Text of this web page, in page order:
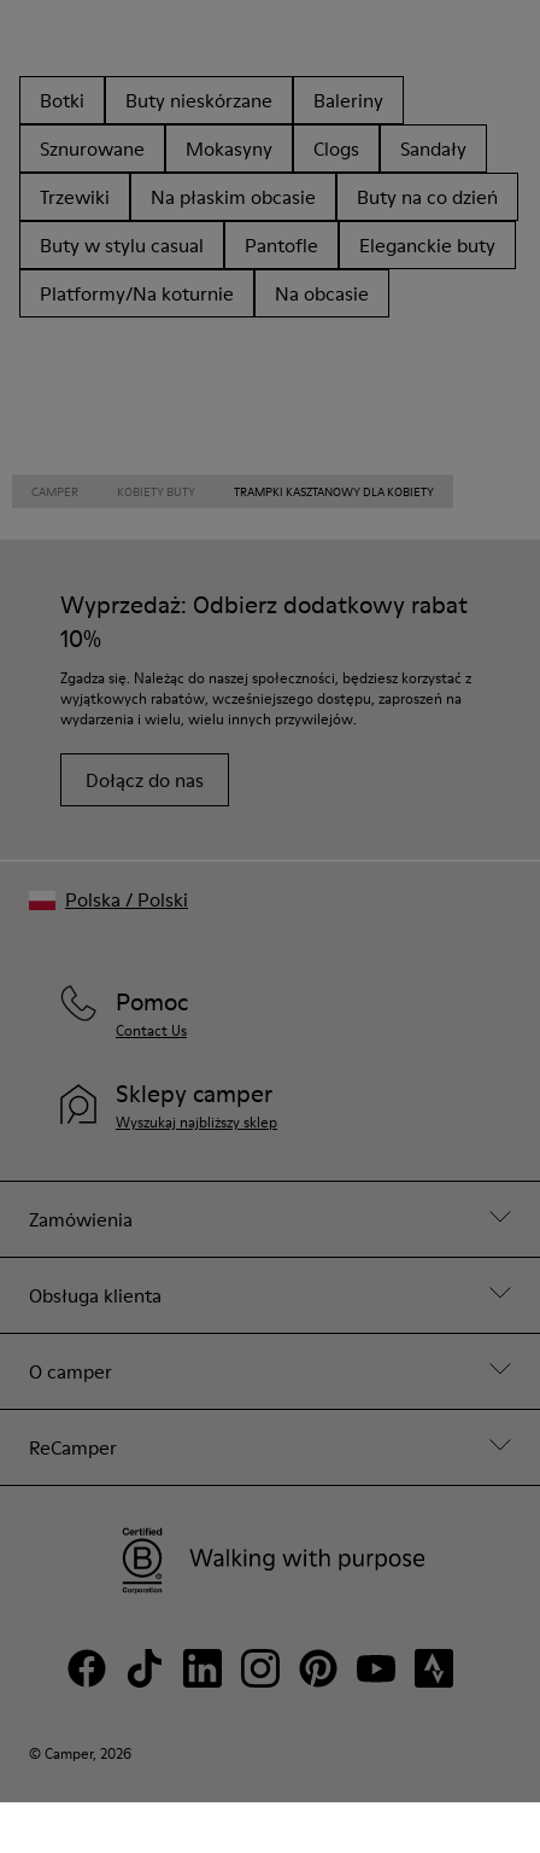
Botki Buty nieskórzane
Baleriny
Sznurowane
Mokasyny Clogs
Sandały
Trzewiki
Na płaskim obcasie
Buty na co dzień
Buty w stylu casual
Pantofle
Eleganckie buty
Platformy/Na koturnie
Na obcasie
CAMPER KOBIETY BUTY TRAMPKI KASZTANOWY DLA KOBIETY
Wyprzedaż: Odbierz dodatkowy rabat
10%
Zgadza się. Należąc do naszej społeczności, będziesz korzystać z
wyjątkowych rabatów, wcześniejszego dostępu, zaproszeń na
wydarzenia i wielu, wielu innych przywilejów.
Dołącz do nas
Zamówienia
Obsługa klienta
O camper
ReCamper
Pomoc
Contact Us
Sklepy camper
Wyszukaj najbliższy sklep
© Camper, 2026
Polska / Polski